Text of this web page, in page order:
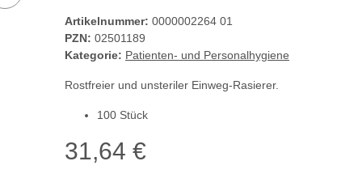
Artikelnummer: 0000002264 01
PZN: 02501189
Kategorie: Patienten- und Personalhygiene
Rostfreier und unsteriler Einweg-Rasierer.
100 Stück
31,64 €